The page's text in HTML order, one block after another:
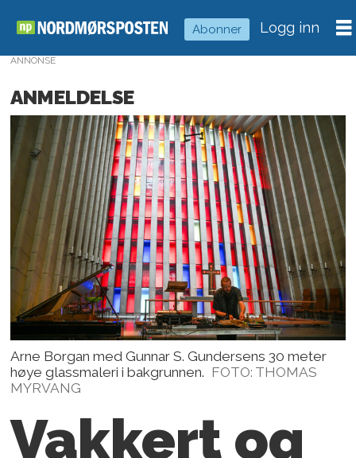
Abonner Logg inn
ANNONSE
ANMELDELSE
Arne Borgan med Gunnar S. Gundersens 30 meter
høye glassmaleri i bakgrunnen. FOTO: THOMAS
MYRVANG
Vakkert og